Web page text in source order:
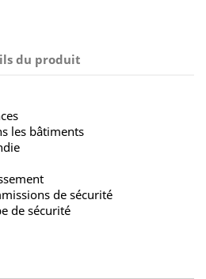
du produit
les bâtiments
de sécurité
de sécurité